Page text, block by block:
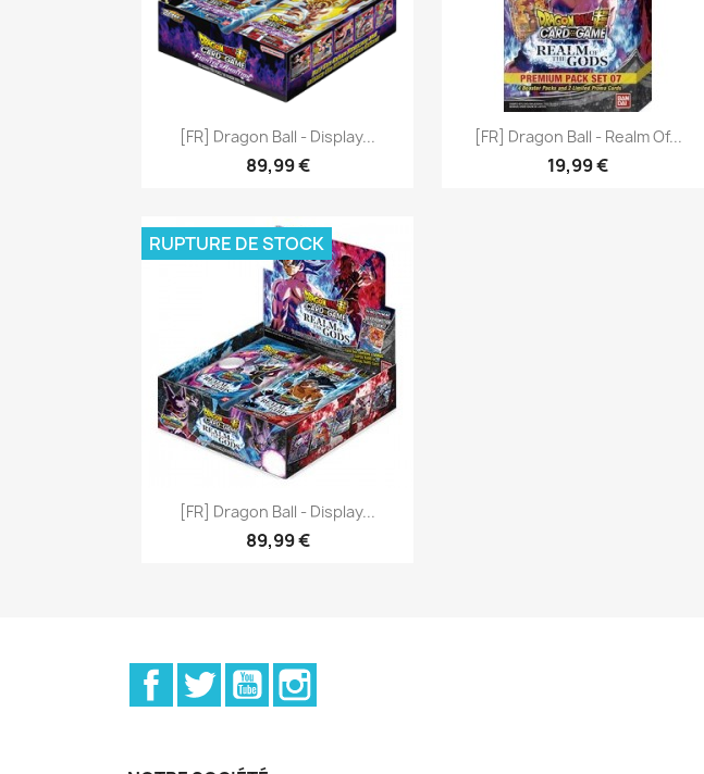
[FR] Dragon Ball - Display...
89,99 €
Aperçu rapide [FR] Dragon Ball - Realm Of...
19,99 €
Aperçu rapide
[FR] Dragon Ball - Display...
89,99 €
RUPTURE DE STOCK
Aperçu rapide
FacebookTwitterYouTube